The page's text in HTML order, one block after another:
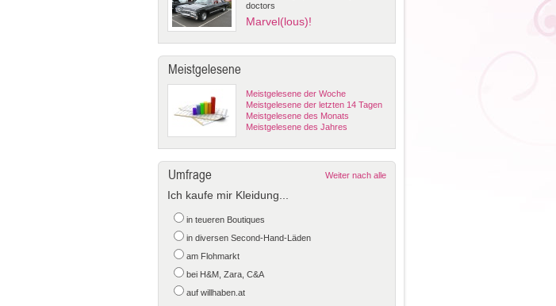
doctors
Marvel(lous)!
Meistgelesene
Meistgelesene der Woche
Meistgelesene der letzten 14 Tagen
Meistgelesene des Monats
Meistgelesene des Jahres
Umfrage Weiter nach alle
Ich kaufe mir Kleidung...
in teueren Boutiques
in diversen Second-Hand-Läden
am Flohmarkt
bei H&M, Zara, C&A
auf willhaben.at